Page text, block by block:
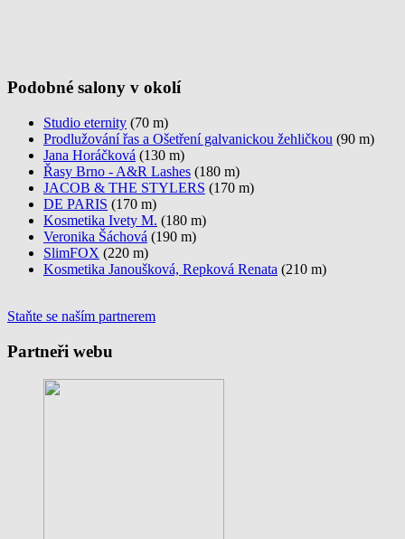
Podobné salony v okolí
Studio eternity (70 m)
Prodlužování řas a Ošetření galvanickou žehličkou (90 m)
Jana Horáčková (130 m)
Řasy Brno - A&R Lashes (180 m)
JACOB & THE STYLERS (170 m)
DE PARIS (170 m)
Kosmetika Ivety M. (180 m)
Veronika Šáchová (190 m)
SlimFOX (220 m)
Kosmetika Janoušková, Repková Renata (210 m)
Staňte se naším partnerem
Partneři webu